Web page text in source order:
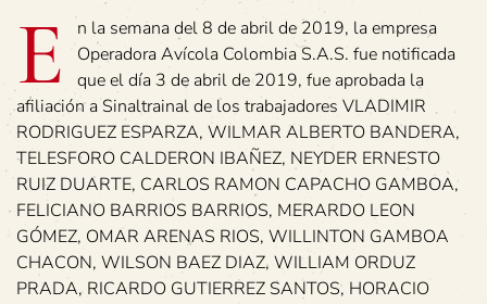
E
n la semana del 8 de abril de 2019, la empresa
Operadora Avícola Colombia S.A.S. fue notificada
que el día 3 de abril de 2019, fue aprobada la
afiliación a Sinaltrainal de los trabajadores VLADIMIR
RODRIGUEZ ESPARZA, WILMAR ALBERTO BANDERA,
TELESFORO CALDERON IBAÑEZ, NEYDER ERNESTO
RUIZ DUARTE, CARLOS RAMON CAPACHO GAMBOA,
FELICIANO BARRIOS BARRIOS, MERARDO LEON
GÓMEZ, OMAR ARENAS RIOS, WILLINTON GAMBOA
CHACON, WILSON BAEZ DIAZ, WILLIAM ORDUZ
PRADA, RICARDO GUTIERREZ SANTOS, HORACIO